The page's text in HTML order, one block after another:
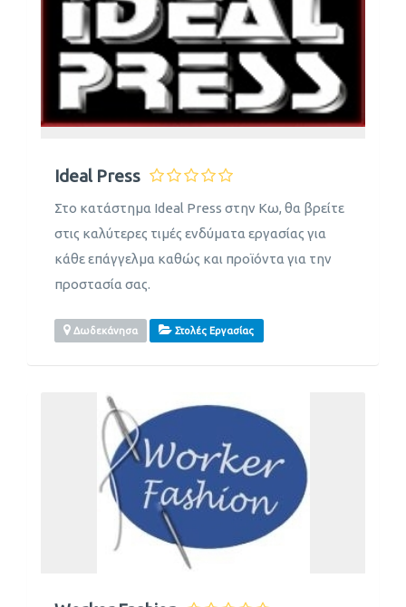
Ideal Press
Στο κατάστημα Ideal Press στην Κω, θα βρείτε
στις καλύτερες τιμές ενδύματα εργασίας για
κάθε επάγγελμα καθώς και προϊόντα για την
προστασία σας.
Δωδεκάνησα Στολές Εργασίας